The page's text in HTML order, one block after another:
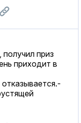
получил приз
приходит в